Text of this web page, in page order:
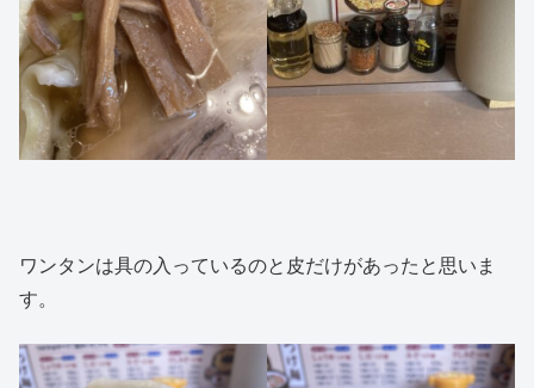
ワンタンは具の入っているのと皮だけがあったと思いま
す。